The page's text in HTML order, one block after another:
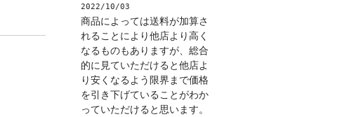
2022/10/03
商品によっては送料が加算さ
れることにより他店より高く
なるものもありますが、総合
的に見ていただけると他店よ
り安くなるよう限界まで価格
を引き下げていることがわか
っていただけると思います。